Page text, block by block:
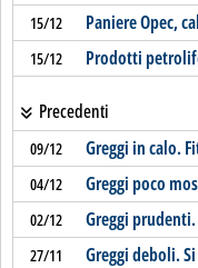
15/12 Paniere Opec,
15/12 Prodotti
Precedenti
09/12 Greggi in calo.
04/12 Greggi poco
02/12 Greggi prudenti.
27/11 Greggi deboli.